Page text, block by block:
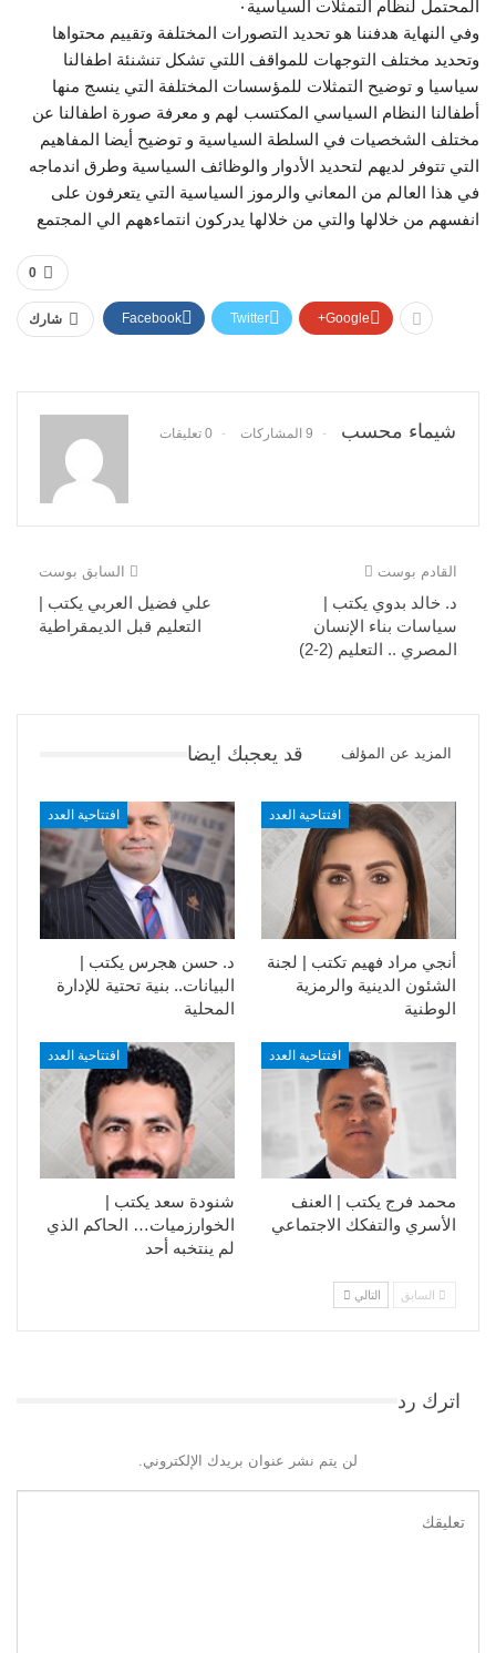
المحتمل لنظام التمثلات السياسية٠
وفي النهاية هدفننا هو تحديد التصورات المختلفة وتقييم محتواها
وتحديد مختلف التوجهات للمواقف اللتي تشكل تنشنئة اطفالنا
سياسيا و توضيح التمثلات للمؤسسات المختلفة التي ينسج منها
أطفالنا النظام السياسي المكتسب لهم و معرفة صورة اطفالنا عن
مختلف الشخصيات في السلطة السياسية و توضيح أيضا المفاهيم
التي تتوفر لديهم لتحديد الأدوار والوظائف السياسية وطرق اندماجه
في هذا العالم من المعاني والرموز السياسية التي يتعرفون على
انفسهم من خلالها والتي من خلالها يدركون انتماءههم الي المجتمع
0
شارك Facebook Twitter Google+
شيماء محسب 9 المشاركات 0 تعليقات
السابق بوست
علي فضيل العربي يكتب |
التعليم قبل الديمقراطية
القادم بوست
د. خالد بدوي يكتب |
سياسات بناء الإنسان
المصري .. التعليم (2-2)
قد يعجبك ايضا المزيد عن المؤلف
افتتاحية العدد
د. حسن هجرس يكتب |
البيانات.. بنية تحتية للإدارة
المحلية
افتتاحية العدد
أنجي مراد فهيم تكتب | لجنة
الشئون الدينية والرمزية
الوطنية
افتتاحية العدد
شنودة سعد يكتب |
الخوارزميات… الحاكم الذي
لم ينتخبه أحد
افتتاحية العدد
محمد فرج يكتب | العنف
الأسري والتفكك الاجتماعي
السابق التالي
اترك رد
لن يتم نشر عنوان بريدك الإلكتروني.